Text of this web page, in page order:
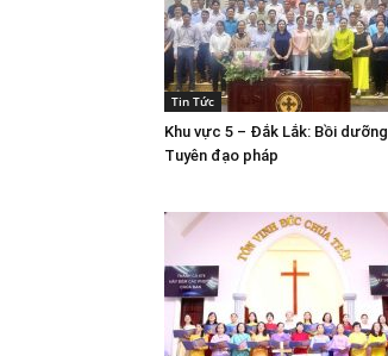
Tin Tức
Khu vực 5 – Đắk Lắk: Bồi dưỡng
Tuyên đạo pháp